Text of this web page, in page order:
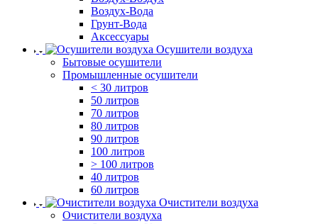
Воздух-Вода
Грунт-Вода
Аксессуары
Осушители воздуха
Бытовые осушители
Промышленные осушители
< 30 литров
50 литров
70 литров
80 литров
90 литров
100 литров
> 100 литров
40 литров
60 литров
Очистители воздуха
Очистители воздуха